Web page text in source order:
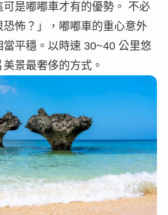
是嘟嘟車才有的優勢。 不必
怖？」，嘟嘟車的重心意外
平穩。以時速 30~40 公里悠
景最奢侈的方式。